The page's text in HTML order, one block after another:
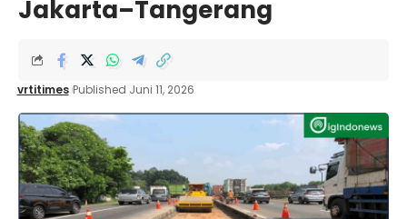
Jakarta–Tangerang
vrtitimes Published Juni 11, 2026